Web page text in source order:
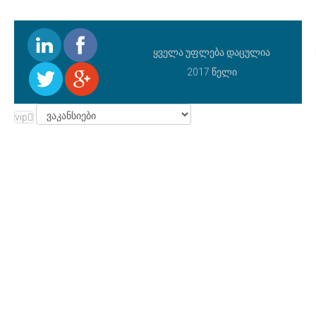
ყველა უფლება დაცულია
2017 წელი
vip